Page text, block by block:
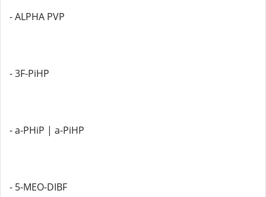
- ALPHA PVP
- 3F-PiHP
- a-PHiP | a-PiHP
- 5-MEO-DIBF